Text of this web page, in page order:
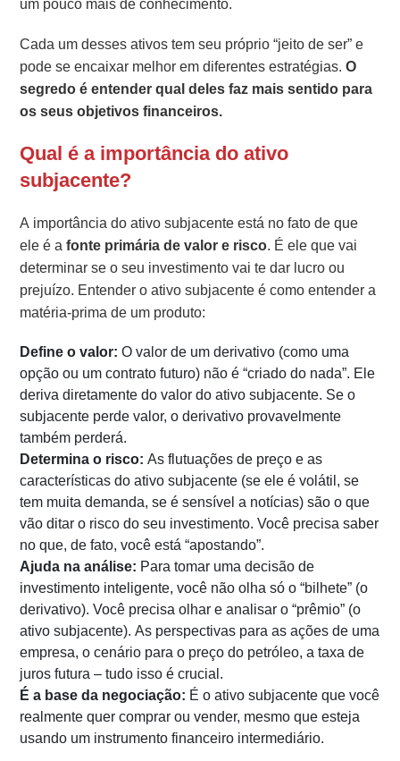
um pouco mais de conhecimento.
Cada um desses ativos tem seu próprio “jeito de ser” e
pode se encaixar melhor em diferentes estratégias.O
segredo é entender qual deles faz mais sentido para
os seus objetivos financeiros.
Qual é a importância do ativo
subjacente?
A importância do ativo subjacente está no fato de que
ele é afonte primária de valor e risco. É ele que vai
determinar se o seu investimento vai te dar lucro ou
prejuízo. Entender o ativo subjacente é como entender a
matéria-prima de um produto:
Define o valor: O valor de um derivativo (como uma
opção ou um contrato futuro) não é “criado do nada”. Ele
deriva diretamente do valor do ativo subjacente. Se o
subjacente perde valor, o derivativo provavelmente
também perderá.
Determina o risco: As flutuações de preço e as
características do ativo subjacente (se ele é volátil, se
tem muita demanda, se é sensível a notícias) são o que
vão ditar o risco do seu investimento. Você precisa saber
no que, de fato, você está “apostando”.
Ajuda na análise: Para tomar uma decisão de
investimento inteligente, você não olha só o “bilhete” (o
derivativo). Você precisa olhar e analisar o “prêmio” (o
ativo subjacente). As perspectivas para as ações de uma
empresa, o cenário para o preço do petróleo, a taxa de
juros futura – tudo isso é crucial.
É a base da negociação: É o ativo subjacente que você
realmente quer comprar ou vender, mesmo que esteja
usando um instrumento financeiro intermediário.